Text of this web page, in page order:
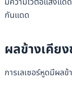
กันแดด
ผลข้างเคีย
การเลเซอร์หูดมีผล